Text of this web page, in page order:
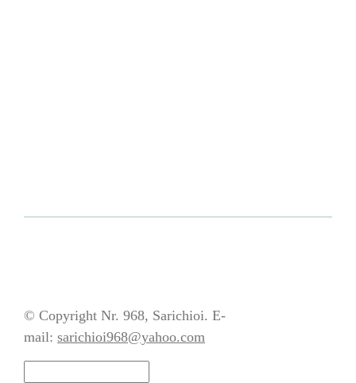
© Copyright Nr. 968, Sarichioi. E-
mail: sarichioi968@yahoo.com